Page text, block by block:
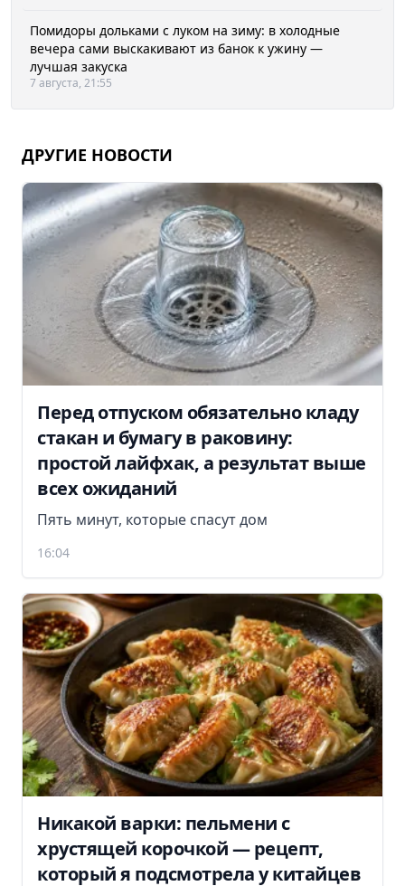
Помидоры дольками с луком на зиму: в холодные
вечера сами выскакивают из банок к ужину —
лучшая закуска
7 августа, 21:55
ДРУГИЕ НОВОСТИ
Перед отпуском обязательно кладу
стакан и бумагу в раковину:
простой лайфхак, а результат выше
всех ожиданий
Пять минут, которые спасут дом
16:04
Никакой варки: пельмени с
хрустящей корочкой — рецепт,
который я подсмотрела у китайцев